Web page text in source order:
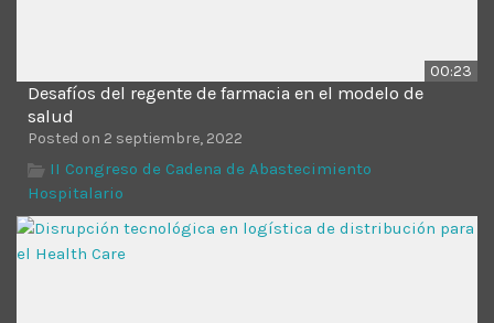
00:23
Desafíos del regente de farmacia en el modelo de
salud
Posted on 2 septiembre, 2022
II Congreso de Cadena de Abastecimiento
Hospitalario